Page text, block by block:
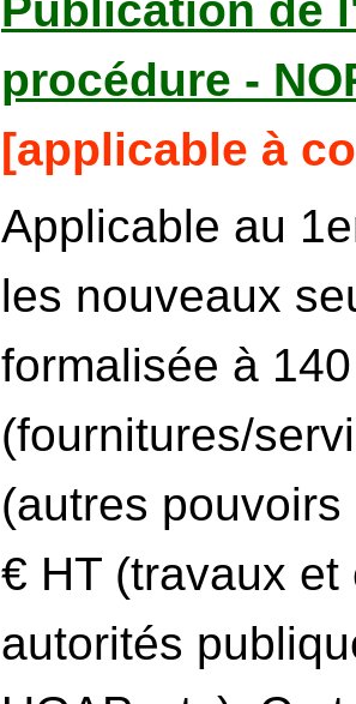
procédure -
[applicable à
Applicable au
les nouveaux
formalisée à
(fournitures/
(autres
€ HT (travaux
autorités